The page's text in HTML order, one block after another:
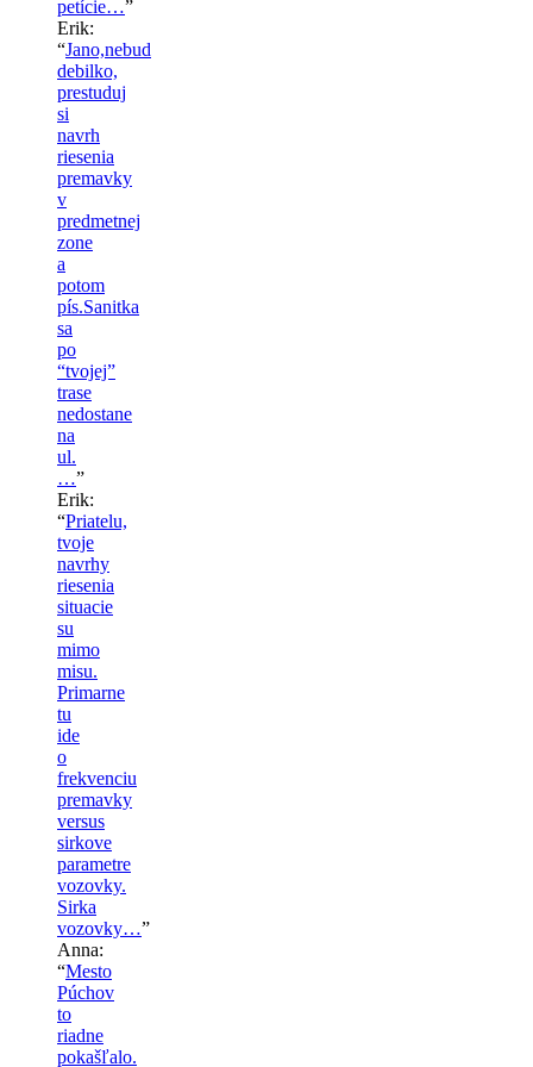
petície…”
Erik:
“Jano,nebud
debilko,
prestuduj
si
navrh
riesenia
premavky
v
predmetnej
zone
a
potom
pís.Sanitka
sa
po
“tvojej”
trase
nedostane
na
ul.
…”
Erik:
“Priatelu,
tvoje
navrhy
riesenia
situacie
su
mimo
misu.
Primarne
tu
ide
o
frekvenciu
premavky
versus
sirkove
parametre
vozovky.
Sirka
vozovky…”
Anna:
“Mesto
Púchov
to
riadne
pokašľalo.